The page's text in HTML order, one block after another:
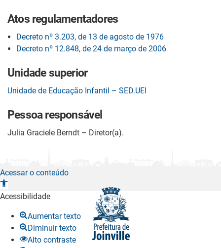
Atos regulamentadores
Decreto nº 3.203, de 13 de agosto de 1976
Decreto nº 12.848, de 24 de março de 2006
Unidade superior
Unidade de Educação Infantil – SED.UEI
Pessoa responsável
Julia Graciele Berndt – Diretor(a).
Acessar o conteúdo
A
b
Acessibilidade
Aumentar texto
Diminuir texto
Alto contraste